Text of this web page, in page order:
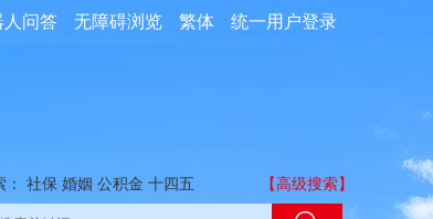
统一用户登录
繁体
无障碍浏览
人问答
： 社保 婚姻 公积金 十四五 【高级搜索】